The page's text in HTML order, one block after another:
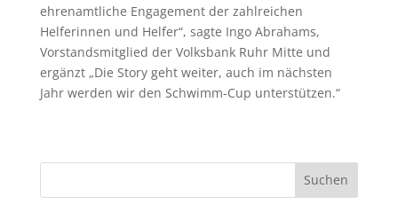
ehrenamtliche Engagement der zahlreichen
Helferinnen und Helfer“, sagte Ingo Abrahams,
Vorstandsmitglied der Volksbank Ruhr Mitte und
ergänzt „Die Story geht weiter, auch im nächsten
Jahr werden wir den Schwimm-Cup unterstützen.“